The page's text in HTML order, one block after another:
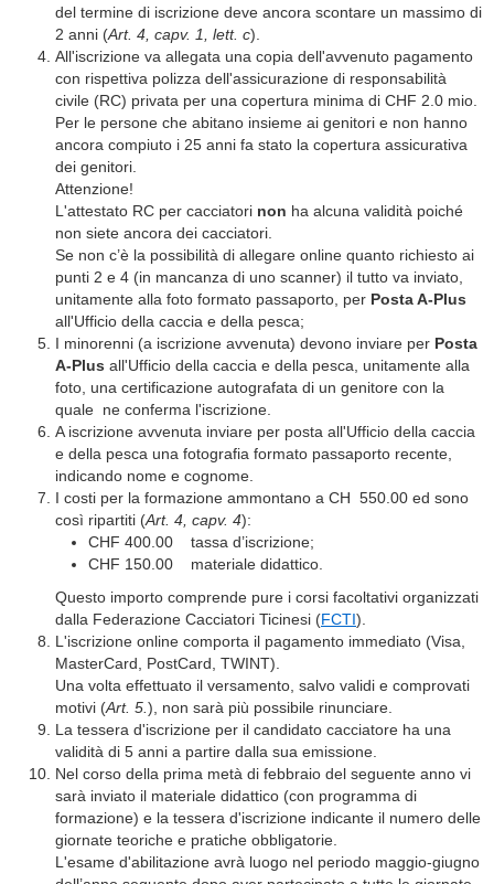
del termine di iscrizione deve ancora scontare un massimo di
2 anni (Art. 4, capv. 1, lett. c).
All'iscrizione va allegata una copia dell'avvenuto pagamento
con rispettiva polizza dell'assicurazione di responsabilità
civile (RC) privata per una copertura minima di CHF 2.0 mio.
Per le persone che abitano insieme ai genitori e non hanno
ancora compiuto i 25 anni fa stato la copertura assicurativa
dei genitori.
Attenzione!
L'attestato RC per cacciatori non ha alcuna validità poiché
non siete ancora dei cacciatori.
Se non c’è la possibilità di allegare online quanto richiesto ai
punti 2 e 4 (in mancanza di uno scanner) il tutto va inviato,
unitamente alla foto formato passaporto, per Posta A-Plus
all'Ufficio della caccia e della pesca;
I minorenni (a iscrizione avvenuta) devono inviare per Posta
A-Plus all'Ufficio della caccia e della pesca, unitamente alla
foto, una certificazione autografata di un genitore con la
quale ne conferma l'iscrizione.
A iscrizione avvenuta inviare per posta all'Ufficio della caccia
e della pesca una fotografia formato passaporto recente,
indicando nome e cognome.
I costi per la formazione ammontano a CH 550.00 ed sono
così ripartiti (Art. 4, capv. 4):
CHF 400.00 tassa d’iscrizione;
CHF 150.00 materiale didattico.
Questo importo comprende pure i corsi facoltativi organizzati
dalla Federazione Cacciatori Ticinesi (FCTI).
L'iscrizione online comporta il pagamento immediato (Visa,
MasterCard, PostCard, TWINT).
Una volta effettuato il versamento, salvo validi e comprovati
motivi (Art. 5. ), non sarà più possibile rinunciare.
La tessera d'iscrizione per il candidato cacciatore ha una
validità di 5 anni a partire dalla sua emissione.
Nel corso della prima metà di febbraio del seguente anno vi
sarà inviato il materiale didattico (con programma di
formazione) e la tessera d'iscrizione indicante il numero delle
giornate teoriche e pratiche obbligatorie.
L'esame d'abilitazione avrà luogo nel periodo maggio-giugno